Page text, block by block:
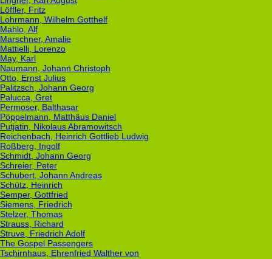
Löffler, Fritz
Lohrmann, Wilhelm Gotthelf
Mahlo, Alf
Marschner, Amalie
Mattielli, Lorenzo
May, Karl
Naumann, Johann Christoph
Otto, Ernst Julius
Palitzsch, Johann Georg
Palucca, Gret
Permoser, Balthasar
Pöppelmann, Matthäus Daniel
Putjatin, Nikolaus Abramowitsch
Reichenbach, Heinrich Gottlieb Ludwig
Roßberg, Ingolf
Schmidt, Johann Georg
Schreier, Peter
Schubert, Johann Andreas
Schütz, Heinrich
Semper, Gottfried
Siemens, Friedrich
Stelzer, Thomas
Strauss, Richard
Struve, Friedrich Adolf
The Gospel Passengers
Tschirnhaus, Ehrenfried Walther von